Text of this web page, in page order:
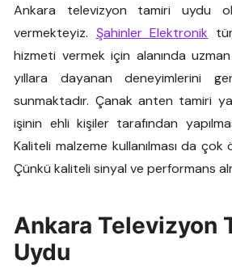
Ankara televizyon tamiri uydu
vermekteyiz. Şahinler Elektronik
hizmeti vermek için alanında
yıllara dayanan deneyimlerini
sunmaktadır. Çanak anten tamiri
işinin ehli kişiler tarafından
Kaliteli malzeme kullanılması da
Çünkü kaliteli sinyal ve performans
Ankara Televizyon
Uydu